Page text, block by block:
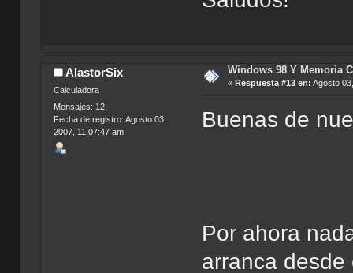
AlastorSix
Calculadora
Mensajes: 12
Fecha de registro: Agosto 03,
2007, 11:07:47 am
Windows 98 Y Memoria
« Respuesta #13 en: Agosto
Buenas de
Por ahora
arranca